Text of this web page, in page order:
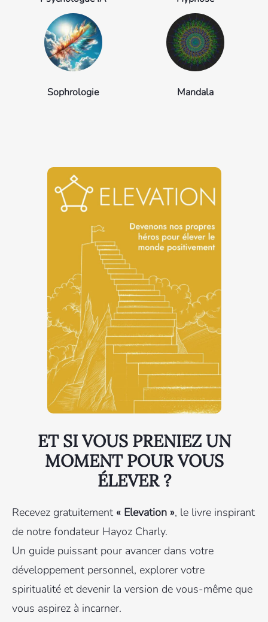
Sophrologie Mandala
ET SI VOUS PRENIEZ UN
MOMENT POUR VOUS
ÉLEVER ?
Recevez gratuitement « Elevation », le livre inspirant
de notre fondateur Hayoz Charly.
Un guide puissant pour avancer dans votre
développement personnel, explorer votre
spiritualité et devenir la version de vous-même que
vous aspirez à incarner.